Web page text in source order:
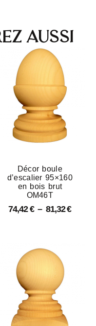
aussi
Décor boule
d’escalier 95×160
en bois brut
OM46T
74,42€ – 81,32€